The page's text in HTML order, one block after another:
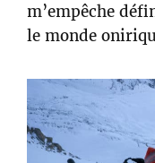
m’empêche
le monde